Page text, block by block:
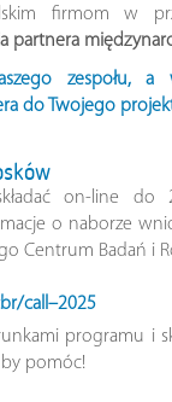
firmom w
partnera
zespołu, a
do Twojego
on-line do
o naborze
Centrum Badań i
call–2025
programu i
pomóc!